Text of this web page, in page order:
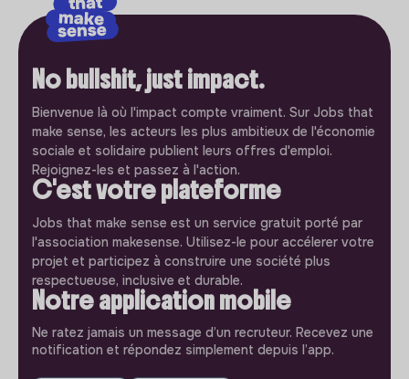
No bullshit, just impact.
Bienvenue là où l'impact compte vraiment. Sur Jobs that
make sense, les acteurs les plus ambitieux de l'économie
sociale et solidaire publient leurs offres d'emploi.
Rejoignez-les et passez à l'action.
C'est votre plateforme
Jobs that make sense est un service gratuit porté par
l'association makesense. Utilisez-le pour accélerer votre
projet et participez à construire une société plus
respectueuse, inclusive et durable.
Notre application mobile
Ne ratez jamais un message d’un recruteur. Recevez une
notification et répondez simplement depuis l’app.